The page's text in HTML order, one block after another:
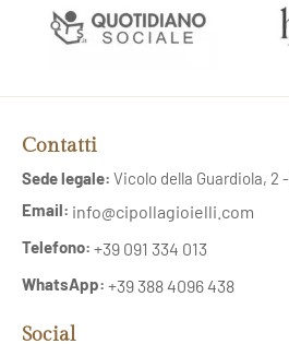
Contatti
Sede legale: Vicolo della Guardiola, 2
Email: info@cipollagioielli.com
Telefono: +39 091 334 013
WhatsApp: +39 388 4096 438
Social